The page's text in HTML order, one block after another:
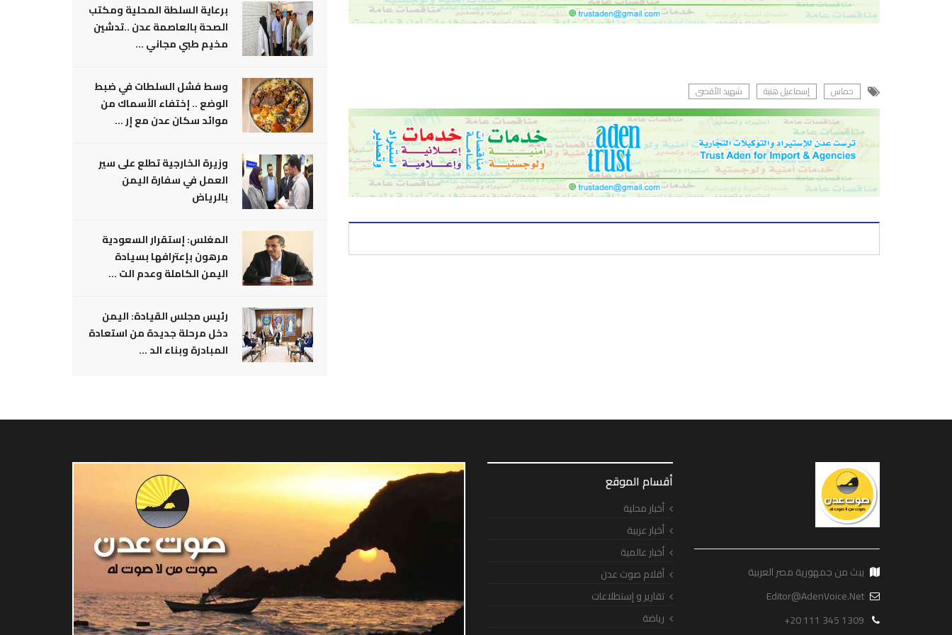
حماس إسماعيل هنية شهيد الأقصى
برعاية السلطة المحلية ومكتب
الصحة بالعاصمة عدن ..تدشين
مخيم طبي مجاني ...
وسط فشل السلطات في ضبط
الوضع .. إختفاء الأسماك من
موائد سكان عدن مع إر ...
وزيرة الخارجية تطلع على سير
العمل في سفارة اليمن
بالرياض
المغلس: إستقرار السعودية
مرهون بإعترافها بسيادة
اليمن الكاملة وعدم الت ...
رئيس مجلس القيادة: اليمن
دخل مرحلة جديدة من استعادة
المبادرة وبناء الد ...
يبث من جمهورية مصر العربية
Editor@AdenVoice.Net
+20 111 345 1309
أقسام الموقع
أخبار محلية
أخبار عربية
أخبار عالمية
أقلام صوت عدن
تقارير و إستطلاعات
رياضة